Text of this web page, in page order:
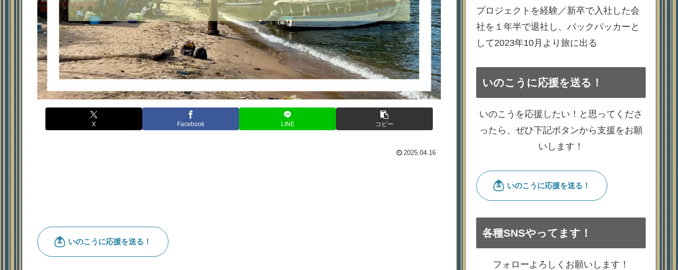
X Facebook LINE コピー
2025.04.16
プロジェクトを経験／新卒で入社した会
社を１年半で退社し、バックパッカーと
して2023年10月より旅に出る
いのこうに応援を送る！
いのこうを応援したい！と思ってくださ
ったら、ぜひ下記ボタンから支援をお願
いします！
各種SNSやってます！
フォローよろしくお願いします！